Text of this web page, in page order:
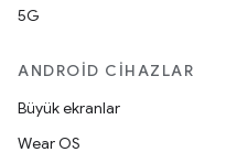
5G
ANDROID CIHAZLAR
Büyük ekranlar
Wear OS